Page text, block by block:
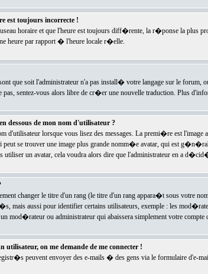
est toujours incorrecte !
horaire et que l'heure est toujours diff�rente, la r�ponse la
heure par rapport � l'heure locale r�elle.
que soit l'administrateur n'a pas install� votre langage sur le
pas, sentez-vous alors libre de cr�er une nouvelle traduction. Plus
dessous de mon nom d'utilisateur ?
d'utilisateur lorsque vous lisez des messages. La premi�re est
peut se trouver une image plus grande nomm�e avatar, qui est
utiliser un avatar, cela voudra alors dire que l'administrateur en a
changer le titre d'un rang (le titre d'un rang appara�t sous votre
mais aussi pour identifier certains utilisateurs, exemple : les
mod�rateur ou administrateur qui abaissera simplement votre compte
utilisateur, on me demande de me connecter !
peuvent envoyer des e-mails � des gens via le formulaire